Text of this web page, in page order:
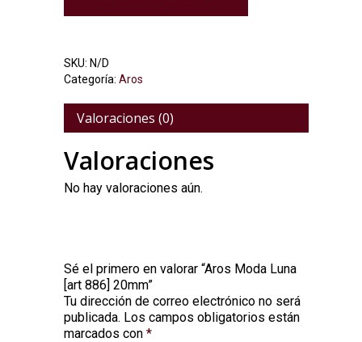
SKU: N/D
Categoría: Aros
Valoraciones (0)
Valoraciones
No hay valoraciones aún.
Sé el primero en valorar “Aros Moda Luna
[art 886] 20mm”
Tu dirección de correo electrónico no será
publicada. Los campos obligatorios están
marcados con *
Alternative: